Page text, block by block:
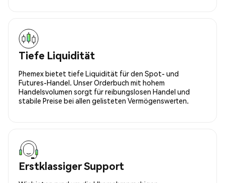
Tiefe Liquidität
Phemex bietet tiefe Liquidität für den Spot- und
Futures-Handel. Unser Orderbuch mit hohem
Handelsvolumen sorgt für reibungslosen Handel und
stabile Preise bei allen gelisteten Vermögenswerten.
Erstklassiger Support